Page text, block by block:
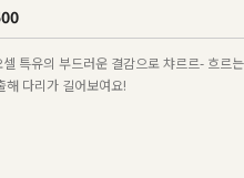
특유의 부드러운 결감으로 챠르르- 흐르
해 다리가 길어보여요!